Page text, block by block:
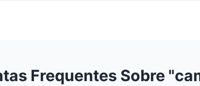
Frequentes Sobre